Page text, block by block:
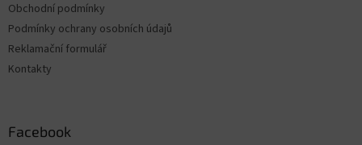
Obchodní podmínky
Podmínky ochrany osobních údajů
Reklamační formulář
Kontakty
Facebook